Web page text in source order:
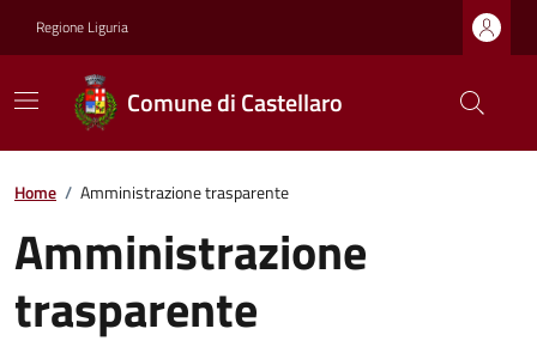
Regione Liguria
Comune di Castellaro
Home / Amministrazione trasparente
Amministrazione
trasparente